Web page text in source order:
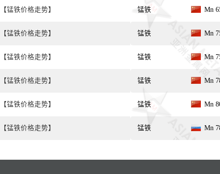
【锰铁价格走势】
【锰铁价格走势】
【锰铁价格走势】
【锰铁价格走势】
【锰铁价格走势】
【锰铁价格走势】
锰铁 Mn
锰铁 Mn
锰铁 Mn
锰铁 Mn
锰铁 Mn
锰铁 Mn